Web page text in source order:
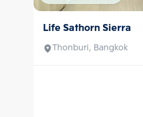
Sale/Rent
Life Sathorn Sierra
Thonburi, Bangkok